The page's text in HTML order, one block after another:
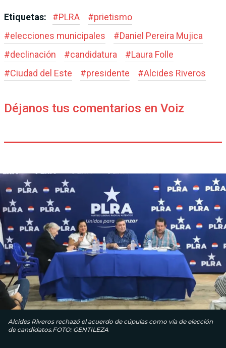
Etiquetas: #PLRA #prietismo
#elecciones municipales #Daniel Pereira Mujica
#declinación #candidatura #Laura Folle
#Ciudad del Este #presidente #Alcides Riveros
Déjanos tus comentarios en Voiz
Alcides Riveros rechazó el acuerdo de cúpulas como vía de elección
de candidatos.FOTO: GENTILEZA